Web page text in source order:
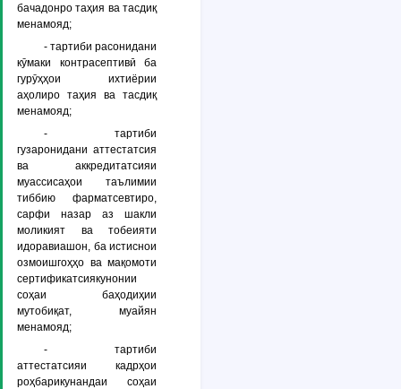
бачадонро таҳия ва тасдиқ
менамояд;
- тартиби расонидани
кӯмаки контрасептивӣ ба
гурӯҳҳои ихтиёрии
аҳолиро таҳия ва тасдиқ
менамояд;
- тартиби
гузаронидани аттестатсия
ва аккредитатсияи
муассисаҳои таълимии
тиббию фарматсевтиро,
сарфи назар аз шакли
моликият ва тобеияти
идоравиашон, ба истиснои
озмоишгоҳҳо ва мақомоти
сертификатсиякунонии
соҳаи баҳодиҳии
мутобиқат, муайян
менамояд;
- тартиби
аттестатсияи кадрҳои
роҳбарикунандаи соҳаи